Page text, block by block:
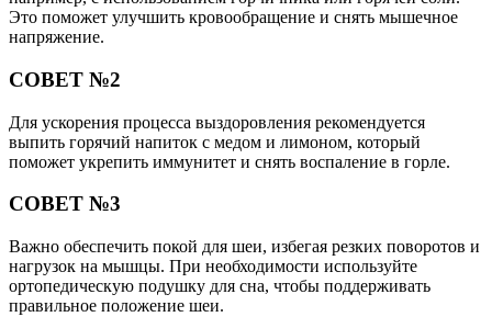
Это поможет улучшить кровообращение и снять мышечное
напряжение.
СОВЕТ №2
Для ускорения процесса выздоровления рекомендуется
выпить горячий напиток с медом и лимоном, который
поможет укрепить иммунитет и снять воспаление в горле.
СОВЕТ №3
Важно обеспечить покой для шеи, избегая резких поворотов и
нагрузок на мышцы. При необходимости используйте
ортопедическую подушку для сна, чтобы поддерживать
правильное положение шеи.